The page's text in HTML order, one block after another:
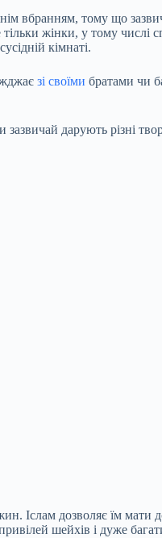
вбранням, тому що
жінки, у тому
кімнаті.
зі своїми братами чи
дарують різні
Іслам дозволяє їм
шейхів і дуже